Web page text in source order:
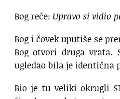
Bog reče: Upravo si vidio
Bog i čovek uputiše se
Bog otvori druga vrata.
ugledao bila je identična
Bio je tu veliki okrugli